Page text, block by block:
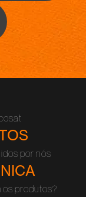
por nós
os produtos?